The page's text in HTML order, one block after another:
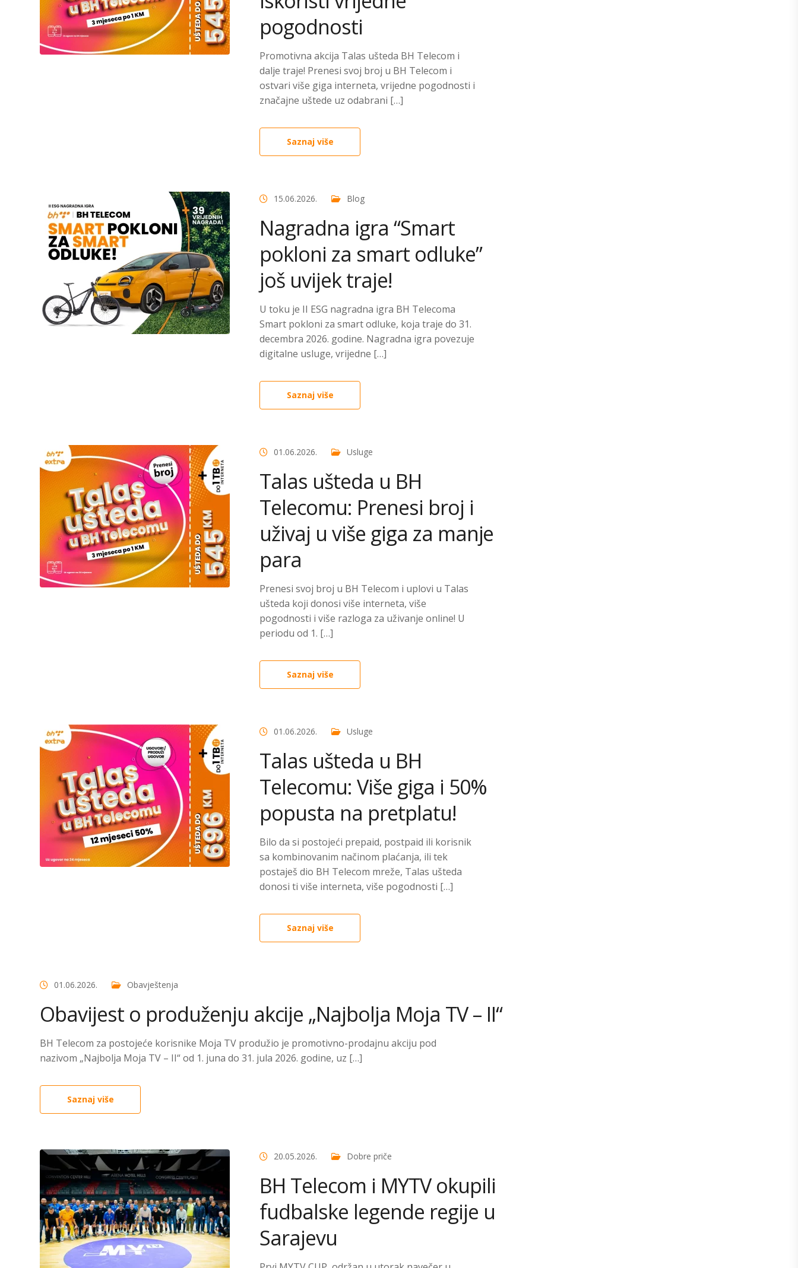
pogodnosti
Promotivna akcija Talas ušteda BH Telecom i
dalje traje! Prenesi svoj broj u BH Telecom i
ostvari više giga interneta, vrijedne pogodnosti i
značajne uštede uz odabrani […]
Saznaj više
15.06.2026. Blog
Nagradna igra “Smart
pokloni za smart odluke”
još uvijek traje!
U toku je II ESG nagradna igra BH Telecoma
Smart pokloni za smart odluke, koja traje do 31.
decembra 2026. godine. Nagradna igra povezuje
digitalne usluge, vrijedne […]
Saznaj više
01.06.2026. Usluge
Talas ušteda u BH
Telecomu: Prenesi broj i
uživaj u više giga za manje
para
Prenesi svoj broj u BH Telecom i uplovi u Talas
ušteda koji donosi više interneta, više
pogodnosti i više razloga za uživanje online! U
periodu od 1. […]
Saznaj više
01.06.2026. Usluge
Talas ušteda u BH
Telecomu: Više giga i 50%
popusta na pretplatu!
Bilo da si postojeći prepaid, postpaid ili korisnik
sa kombinovanim načinom plaćanja, ili tek
postaješ dio BH Telecom mreže, Talas ušteda
donosi ti više interneta, više pogodnosti […]
Saznaj više
01.06.2026. Obavještenja
Obavijest o produženju akcije „Najbolja Moja TV – II“
BH Telecom za postojeće korisnike Moja TV produžio je promotivno-prodajnu akciju pod
nazivom „Najbolja Moja TV – II“ od 1. juna do 31. jula 2026. godine, uz […]
Saznaj više
20.05.2026. Dobre priče
BH Telecom i MYTV okupili
fudbalske legende regije u
Sarajevu